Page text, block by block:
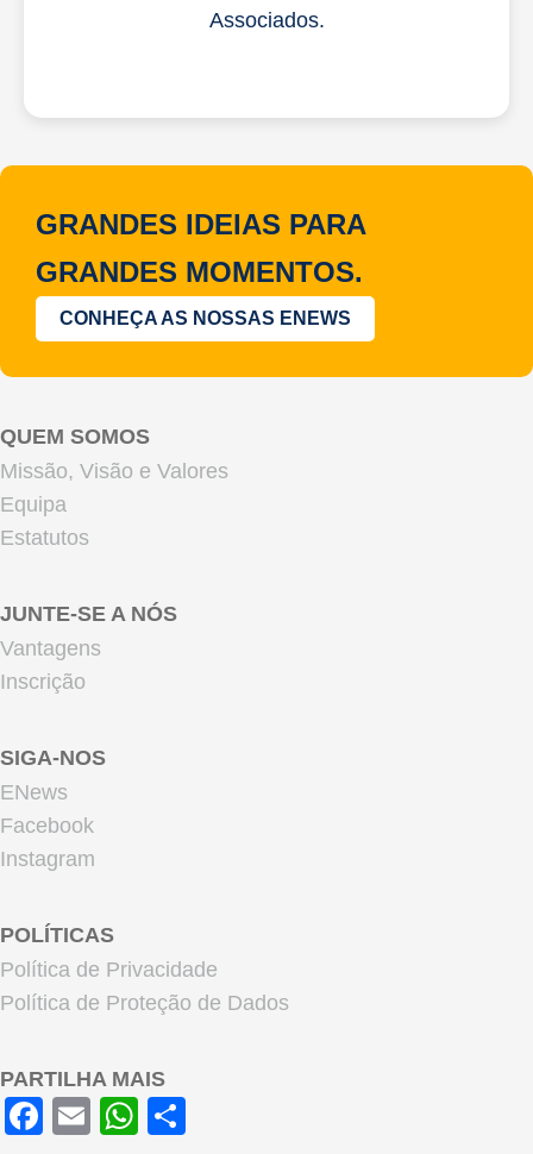
Associados.
GRANDES IDEIAS PARA
GRANDES MOMENTOS.
CONHEÇA AS NOSSAS ENEWS
QUEM SOMOS
Missão, Visão e Valores
Equipa
Estatutos
JUNTE-SE A NÓS
Vantagens
Inscrição
SIGA-NOS
ENews
Facebook
Instagram
POLÍTICAS
Política de Privacidade
Política de Proteção de Dados
PARTILHA MAIS
Facebook
EmailWhatsApp